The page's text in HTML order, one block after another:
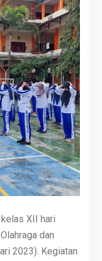
XII hari
dan
2023). Kegiatan